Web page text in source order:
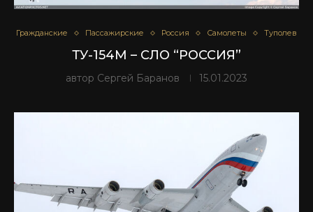
Гражданские Пассажирские Россия Самолеты Туполев
ТУ-154М – СЛО “РОССИЯ”
автор Сергей Баранов 15.01.2023